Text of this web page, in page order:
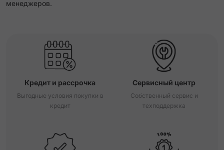
менеджеров.
Кредит и рассрочка
Выгодные условия покупки в
кредит
Сервисный центр
Собственный сервис и
техподдержка